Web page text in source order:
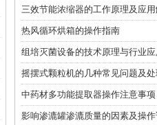
三效节能浓缩器的工作原理及应
热风循环烘箱的操作指南
组培灭菌设备的技术原理与行业
摇摆式颗粒机的几种常见问题及
中药材多功能提取器操作注意事项
影响渗漉罐渗漉质量的因素及操